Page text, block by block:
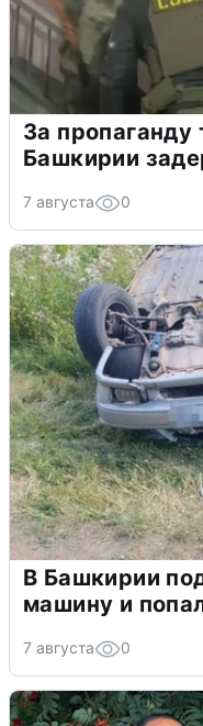
За пропаганду
Башкирии
7 августа 0
В Башкирии
машину и
7 августа 0